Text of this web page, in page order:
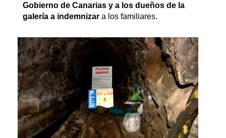
Gobierno de Canarias y a los dueños de la
galería a indemnizara los familiares.